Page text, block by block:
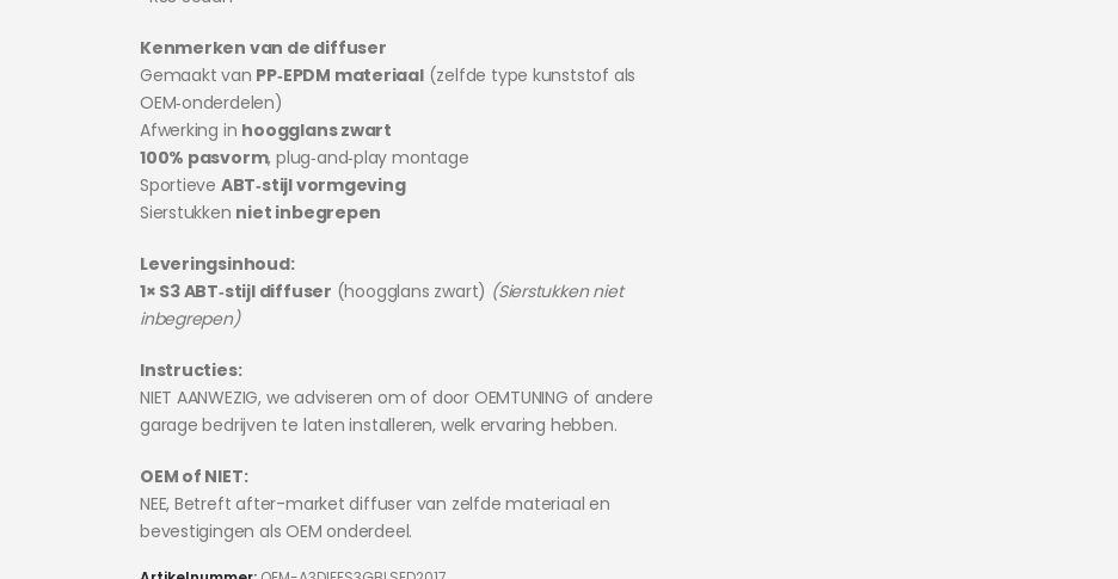
Kenmerken van de diffuser
Gemaakt van PP‑EPDM materiaal(zelfde type kunststof als
OEM‑onderdelen)
Afwerking in hoogglans zwart
100% pasvorm, plug‑and‑play montage
Sportieve ABT‑stijl vormgeving
Sierstukken niet inbegrepen
Leveringsinhoud:
1× S3 ABT‑stijl diffuser (hoogglans zwart) (Sierstukken niet
inbegrepen)
Instructies:
NIET AANWEZIG, we adviseren om of door OEMTUNING of andere
garage bedrijven te laten installeren, welk ervaring hebben.
OEM of NIET:
NEE, Betreft after-market diffuser van zelfde materiaal en
bevestigingen als OEM onderdeel.